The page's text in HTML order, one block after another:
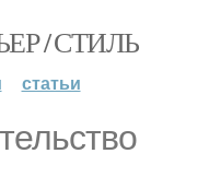
/ СТИЛЬ
статьи